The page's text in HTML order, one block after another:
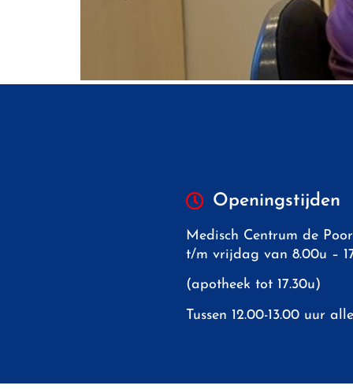
Openingstijden
Medisch Centrum de
t/m vrijdag van 8.00u –
(apotheek tot 17.30u)
Tussen 12.00-13.00 uur